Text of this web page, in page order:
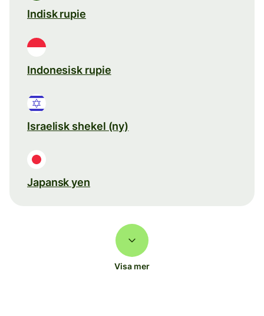
Indisk rupie
Indonesisk rupie
Israelisk shekel (ny)
Japansk yen
Visa mer